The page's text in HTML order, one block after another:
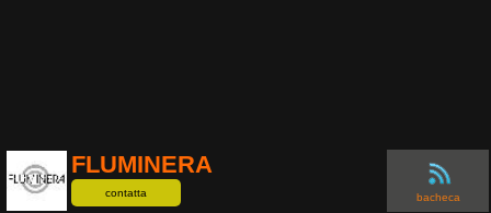
FLUMINERA
contatta bacheca